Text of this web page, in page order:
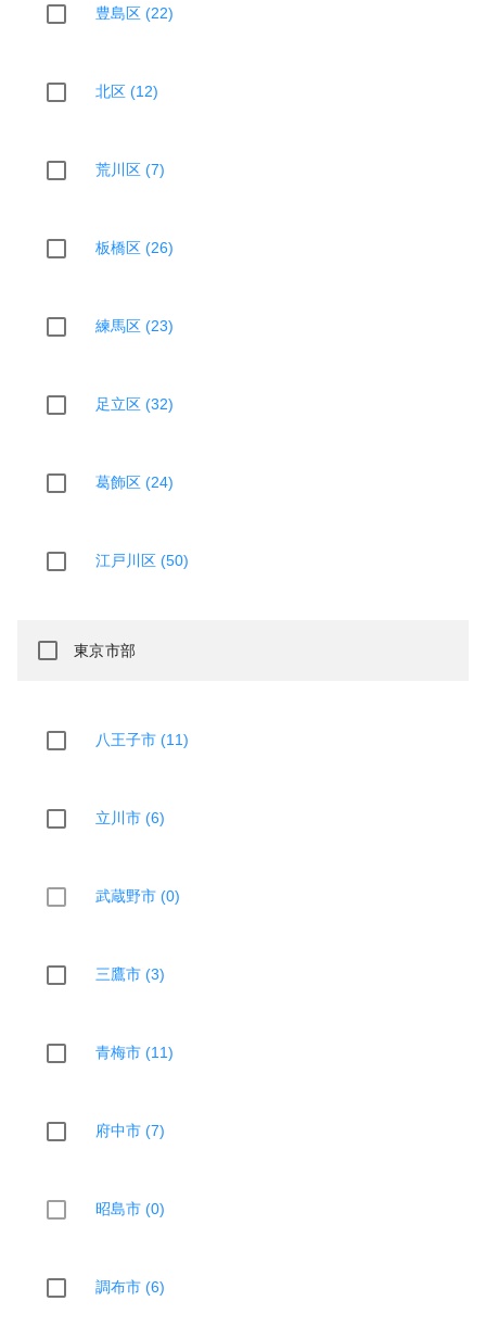
豊島区 (22)
北区 (12)
荒川区 (7)
板橋区 (26)
練馬区 (23)
足立区 (32)
葛飾区 (24)
江戸川区 (50)
東京市部
八王子市 (11)
立川市 (6)
武蔵野市 (0)
三鷹市 (3)
青梅市 (11)
府中市 (7)
昭島市 (0)
調布市 (6)